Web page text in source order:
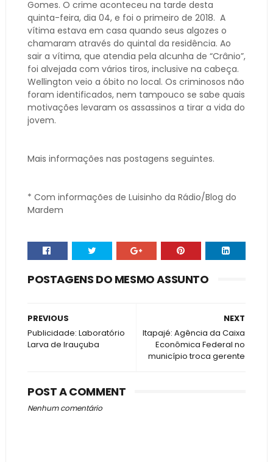
Gomes. O crime aconteceu na tarde desta
quinta-feira, dia 04, e foi o primeiro de 2018. A
vítima estava em casa quando seus algozes o
chamaram através do quintal da residência. Ao
sair a vítima, que atendia pela alcunha de “Crânio”,
foi alvejada com vários tiros, inclusive na cabeça.
Wellington veio a óbito no local. Os criminosos não
foram identificados, nem tampouco se sabe quais
motivações levaram os assassinos a tirar a vida do
jovem.
Mais informações nas postagens seguintes.
* Com informações de Luisinho da Rádio/Blog do
Mardem
POSTAGENS DO MESMO ASSUNTO
NEXT
Itapajé: Agência da Caixa
Econômica Federal no
município troca gerente
PREVIOUS
Publicidade: Laboratório
Larva de Irauçuba
POST A COMMENT
Nenhum comentário